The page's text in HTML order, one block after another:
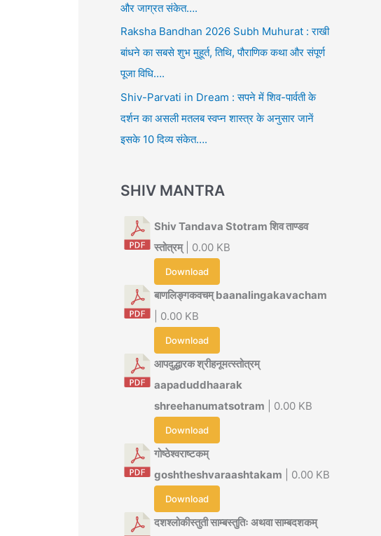
और जाग्रत संकेत….
Raksha Bandhan 2026 Subh Muhurat : राखी
बांधने का सबसे शुभ मुहूर्त, तिथि, पौराणिक कथा और संपूर्ण
पूजा विधि….
Shiv-Parvati in Dream : सपने में शिव-पार्वती के
दर्शन का असली मतलब स्वप्न शास्त्र के अनुसार जानें
इसके 10 दिव्य संकेत….
SHIV MANTRA
Shiv Tandava Stotram शिव ताण्डव
स्तोत्रम्| 0.00 KB
Download
बाणलिङ्गकवचम् baanalingakavacham
| 0.00 KB
Download
आपदुद्धारक श्रीहनूमत्स्तोत्रम्
aapaduddhaarak
shreehanumatsotram | 0.00 KB
Download
गोष्ठेश्वराष्टकम्
goshtheshvaraashtakam | 0.00 KB
Download
दशश्लोकीस्तुती साम्बस्तुतिः अथवा साम्बदशकम्